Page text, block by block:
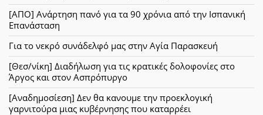
[ΑΠΟ] Ανάρτηση πανό για τα 90 χρόνια από την Ισπανική
Επανάσταση
Για το νεκρό συνάδελφό μας στην Αγία Παρασκευή
[Θεσ/νίκη] Διαδήλωση για τις κρατικές δολοφονίες στο
Άργος και στον Ασπρόπυργο
[Αναδημοσίεση] Δεν θα κανουμε την προεκλογική
γαρνιτούρα μιας κυβέρνησης που καταρρέει